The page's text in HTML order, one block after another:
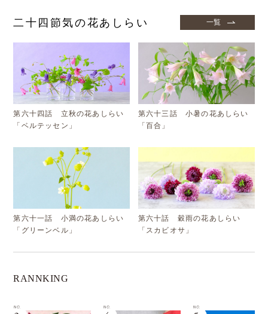
二十四節気の花あしらい 一覧
第六十四話 立秋の花あしらい
「ベルテッセン」
第六十三話 小暑の花あしらい
「百合」
第六十一話 小満の花あしらい
「グリーンベル」
第六十話 穀雨の花あしらい
「スカビオサ」
RANNKING